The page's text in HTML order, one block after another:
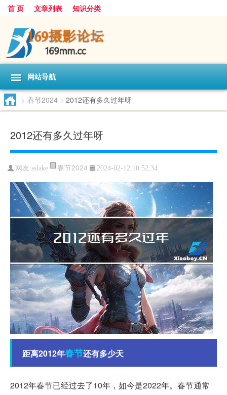
首 页 文章列表 知识分类
网站导航
> 春节2024 > 2012还有多久过年呀
2012还有多久过年呀
网友:sslake 春节2024 2024-02-12 10:52:34
距离2012年春节还有多少天
2012年春节已经过去了10年，如今是2022年。春节通常